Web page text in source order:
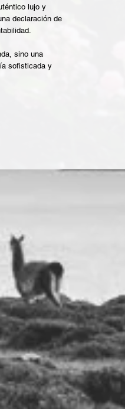
lujo y
declaración de
sino una
sofisticada y